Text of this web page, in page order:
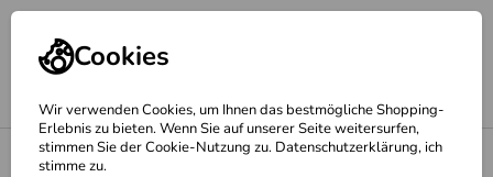
Cookies
Wir verwenden Cookies, um Ihnen das bestmögliche Shopping-
Erlebnis zu bieten. Wenn Sie auf unserer Seite weitersurfen,
stimmen Sie der Cookie-Nutzung zu. Datenschutzerklärung, ich
stimme zu.
Schriften, Schriftzüge und Logos aus Edelstahl